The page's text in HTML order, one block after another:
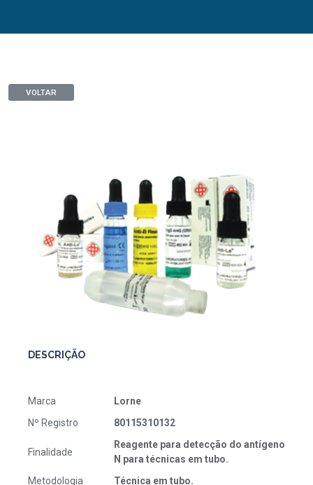
VOLTAR
DESCRIÇÃO
Marca
Lorne
Nº Registro
80115310132
Finalidade
Reagente para detecção do antígeno
N para técnicas em tubo.
Metodologia
Técnica em tubo.